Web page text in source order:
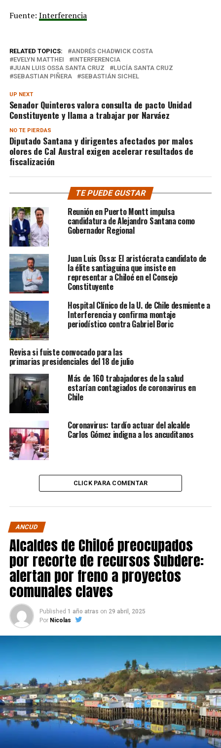
Fuente: Interferencia
RELATED TOPICS:
ANDRÉS CHADWICK COSTA
EVELYN MATTHEI
INTERFERENCIA
JUAN LUIS OSSA SANTA CRUZ
LUCÍA SANTA CRUZ
SEBASTIAN PIÑERA
SEBASTIÁN SICHEL
UP NEXT
Senador Quinteros valora consulta de pacto Unidad
Constituyente y llama a trabajar por Narváez
NO TE PIERDAS
Diputado Santana y dirigentes afectados por malos
olores de Cal Austral exigen acelerar resultados de
fiscalización
TE PUEDE GUSTAR
Reunión en Puerto Montt impulsa
candidatura de Alejandro Santana como
Gobernador Regional
Juan Luis Ossa: El aristócrata candidato de
la élite santiaguina que insiste en
representar a Chiloé en el Consejo
Constituyente
Hospital Clínico de la U. de Chile desmiente a
Interferencia y confirma montaje
periodístico contra Gabriel Boric
Revisa si fuiste convocado para las
primarias presidenciales del 18 de julio
Más de 160 trabajadores de la salud
estarían contagiados de coronavirus en
Chile
Coronavirus: tardío actuar del alcalde
Carlos Gómez indigna a los ancuditanos
CLICK PARA COMENTAR
ANCUD
Alcaldes de Chiloé preocupados
por recorte de recursos Subdere:
alertan por freno a proyectos
comunales claves
Published 1 año atras on 29 abril, 2025
Por Nicolas